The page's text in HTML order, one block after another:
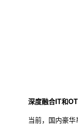
深度融合IT和
当前，国内豪